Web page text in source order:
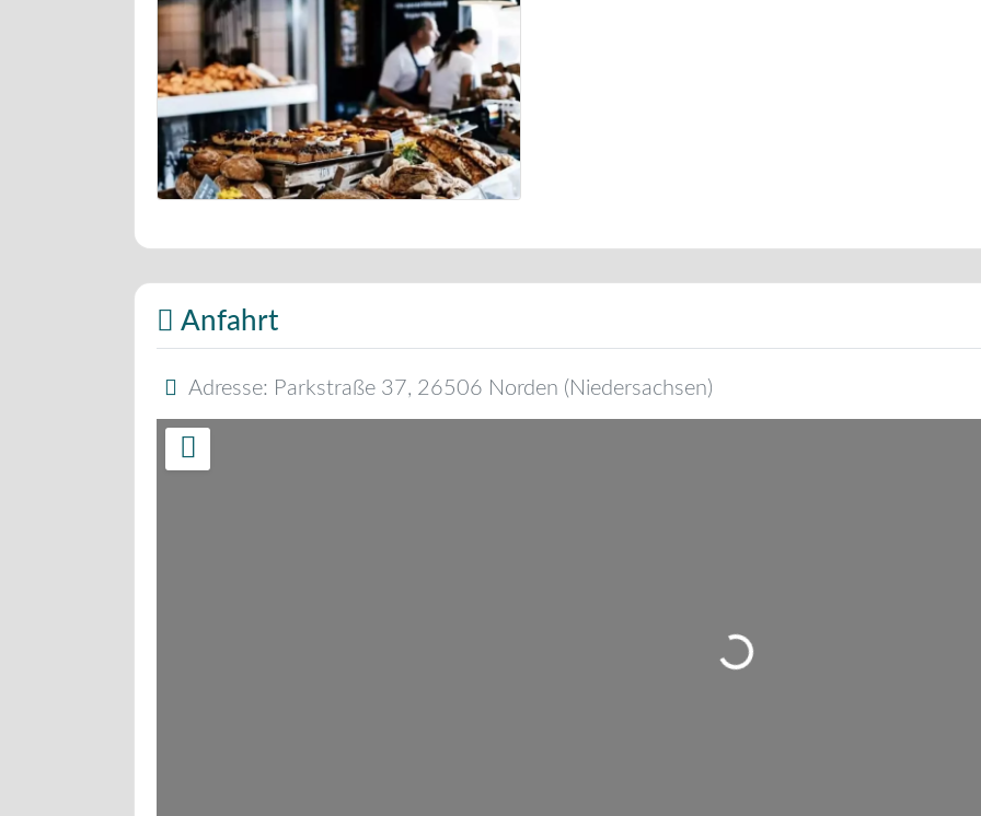
Bäckerei Musterbild
Anfahrt
Adresse: Parkstraße 37, 26506 Norden ( Niedersachsen)
Wird geladen …